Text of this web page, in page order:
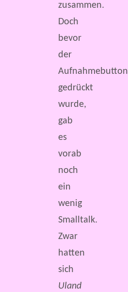
zusammen.
Doch
bevor
der
Aufnahmebutton
gedrückt
wurde,
gab
es
vorab
noch
ein
wenig
Smalltalk.
Zwar
hatten
sich
Uland